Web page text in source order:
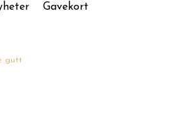
Gavekort
gutt